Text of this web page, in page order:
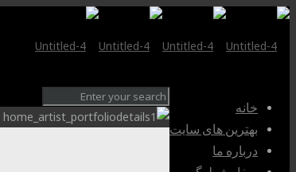
خانه
بهترین های سایت
درباره ما